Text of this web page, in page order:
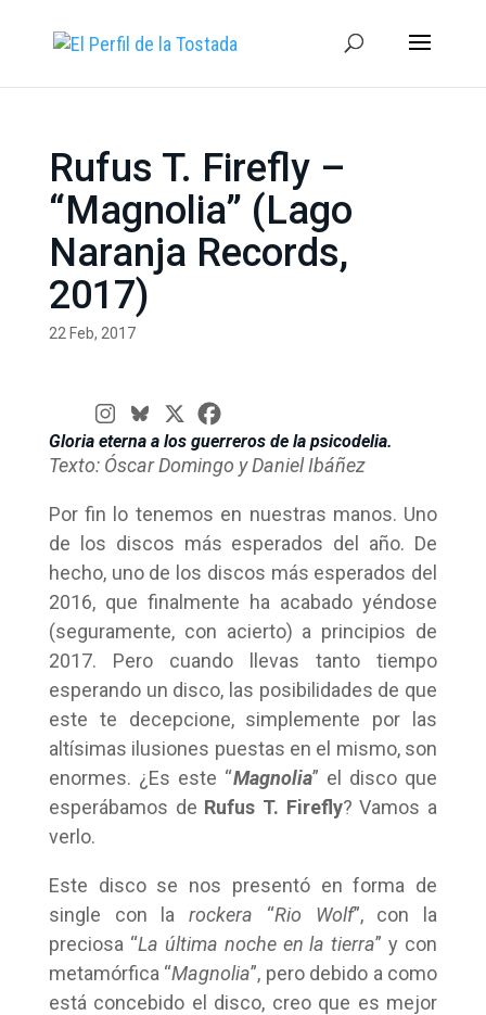
Rufus T. Firefly –
“Magnolia” (Lago
Naranja Records,
2017)
22 Feb, 2017
Gloria eterna a los guerreros de la psicodelia.
Texto: Óscar Domingo y Daniel Ibáñez
Por fin lo tenemos en nuestras manos. Uno
de los discos más esperados del año. De
hecho, uno de los discos más esperados del
2016, que finalmente ha acabado yéndose
(seguramente, con acierto) a principios de
2017. Pero cuando llevas tanto tiempo
esperando un disco, las posibilidades de que
este te decepcione, simplemente por las
altísimas ilusiones puestas en el mismo, son
enormes. ¿Es este “Magnolia” el disco que
esperábamos de Rufus T. Firefly? Vamos a
verlo.
Este disco se nos presentó en forma de
single con larockera “Rio Wolf”, con la
preciosa “La última noche en la tierra” y con
metamórfica “Magnolia”, pero debido a como
está concebido el disco, creo que es mejor